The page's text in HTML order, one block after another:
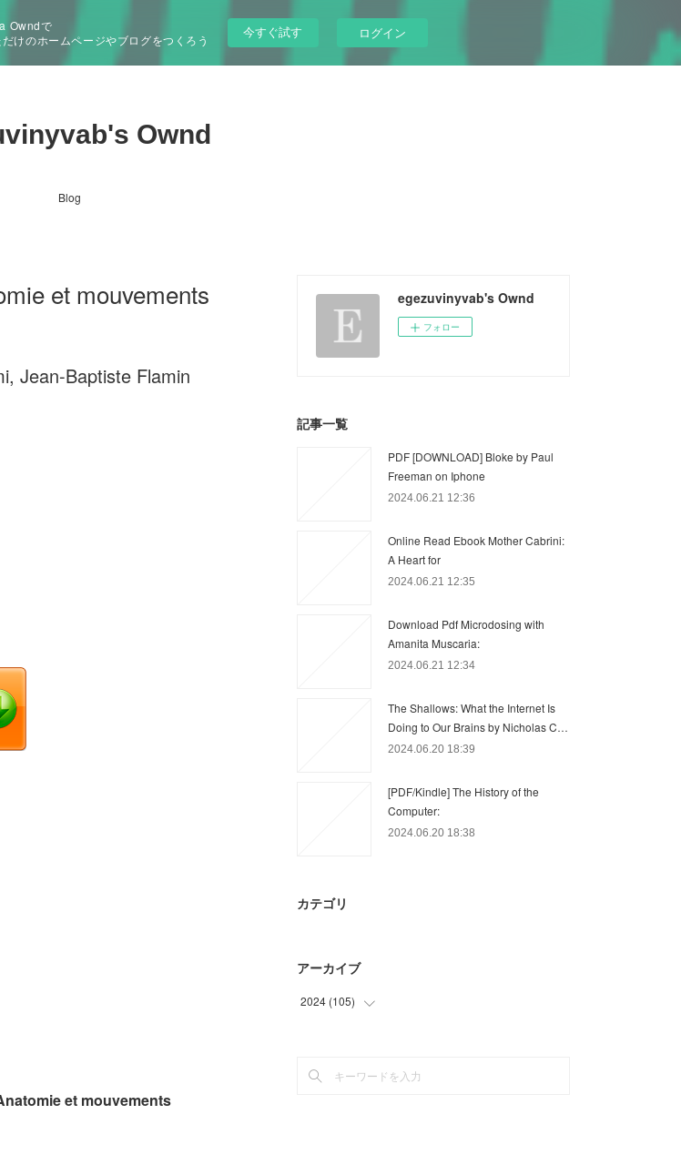
Owndで
けのホームページやブログをつくろう
今すぐ試す ログイン
Ownd
Blog
et mouvements
Jean-Baptiste Flamin
et mouvements
egezuvinyvab's Ownd
フォロー
記事一覧
PDF [DOWNLOAD] Bloke by Paul
Freeman on Iphone
2024.06.21 12:36
Online Read Ebook Mother Cabrini:
A Heart for
2024.06.21 12:35
Download Pdf Microdosing with
Amanita Muscaria:
2024.06.21 12:34
The Shallows: What the Internet Is
Doing to Our Brains by Nicholas C…
2024.06.20 18:39
[PDF/Kindle] The History of the
Computer:
2024.06.20 18:38
カテゴリ
アーカイブ
2024 (105)